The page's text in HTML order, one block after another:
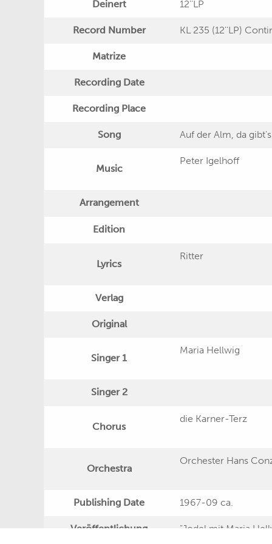
Deinert 12''LP
Record Number KL 235 (12''LP)
Matrize
Recording Date
Recording Place
Song Auf der Alm, da
Music
Peter Igelhoff
Arrangement
Edition
Lyrics
Ritter
Verlag
Original
Singer 1
Maria Hellwig
Singer 2
Chorus
die Karner-Terz
Orchestra
Orchester Hans
Publishing Date 1967-09 ca.
Veröffentlichung "Jodel mit Maria